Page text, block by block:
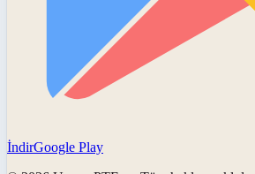
İndirGoogle Play